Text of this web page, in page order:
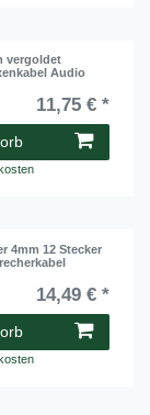
vergoldet
Audio
11,75 € *
4mm 12 Stecker
14,49 € *